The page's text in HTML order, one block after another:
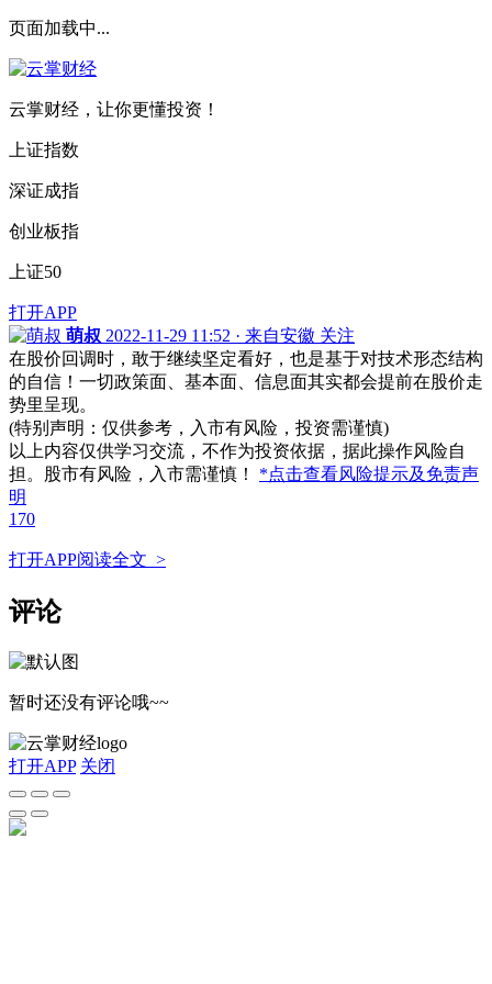
页面加载中...
云掌财经，让你更懂投资！
上证指数
深证成指
创业板指
上证50
打开APP
萌叔 2022-11-29 11:52 · 来自安徽 关注
在股价回调时，敢于继续坚定看好，也是基于对技术形态结构
的自信！一切政策面、基本面、信息面其实都会提前在股价走
势里呈现。
(特别声明：仅供参考，入市有风险，投资需谨慎)
以上内容仅供学习交流，不作为投资依据，据此操作风险自
担。股市有风险，入市需谨慎！ *点击查看风险提示及免责声
明
170
打开APP阅读全文 >
评论
暂时还没有评论哦~~
打开APP 关闭